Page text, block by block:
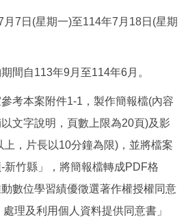
月7日(星期一)至114年7月18日(星期
間自113年9月至114年6月。
考本案附件1-1，製作簡報檔(內容
文字說明，頁數上限為20頁)及影
上，片長以10分鐘為限)，並將檔案
新竹縣」，將簡報檔轉成PDF格
數位學習績優徵選著作權授權同意
理及利用個人資料提供同意書」